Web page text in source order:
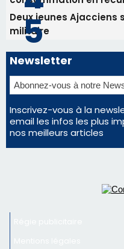
Régie publicitaire
Nous contacter
©